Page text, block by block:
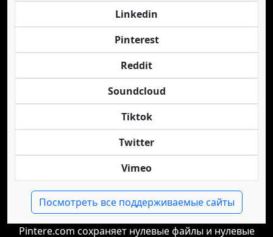
Linkedin
Pinterest
Reddit
Soundcloud
Tiktok
Twitter
Vimeo
Посмотреть все поддерживаемые сайты
Pintere.com сохраняет нулевые файлы и нулевые